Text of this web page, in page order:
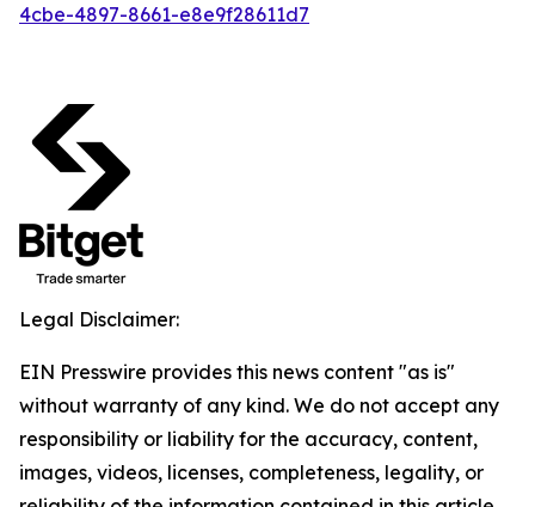
4cbe-4897-8661-e8e9f28611d7
Legal Disclaimer:
EIN Presswire provides this news content "as is"
without warranty of any kind. We do not accept any
responsibility or liability for the accuracy, content,
images, videos, licenses, completeness, legality, or